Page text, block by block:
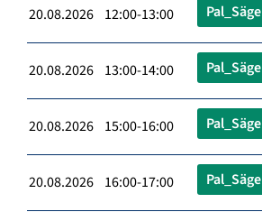
20.08.2026 12:00-13:00 Pal_Säge
20.08.2026 13:00-14:00 Pal_Säge
20.08.2026 15:00-16:00 Pal_Säge
20.08.2026 16:00-17:00 Pal_Säge